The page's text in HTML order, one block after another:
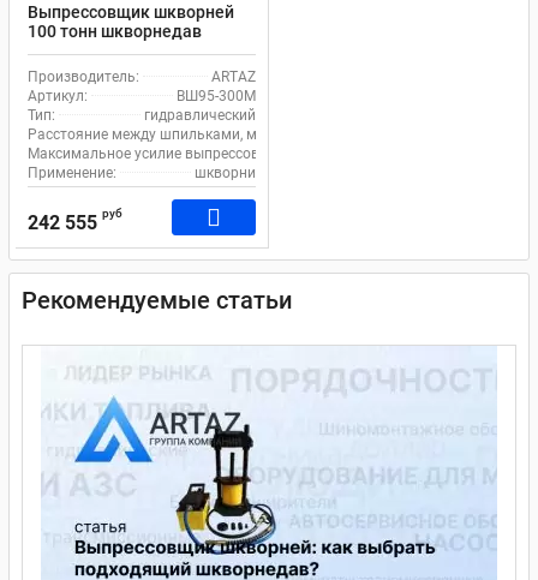
Выпрессовщик шкворней
100 тонн шкворнедав
гидравлический с ручным
насосом для грузовиков на
тележке ВШ95-300М
Производитель:
ARTAZ
Артикул:
ВШ95-300М
Тип:
гидравлический
Расстояние между шпильками, мм:
Максимальное усилие выпрессовщика, т:
Применение:
шкворни
242 555 руб
Рекомендуемые статьи